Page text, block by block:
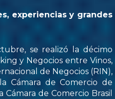
experiencias y grandes
se realizó la décimo
y Negocios entre Vinos,
de Negocios (RIN),
Cámara de Comercio de
Cámara de Comercio Brasil